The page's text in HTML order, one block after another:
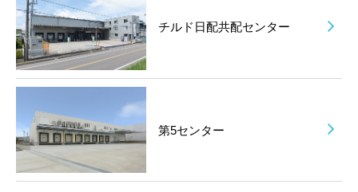
チルド日配共配センター
第5センター